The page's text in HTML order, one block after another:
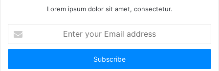
Lorem ipsum dolor sit amet, consectetur.
your
Email